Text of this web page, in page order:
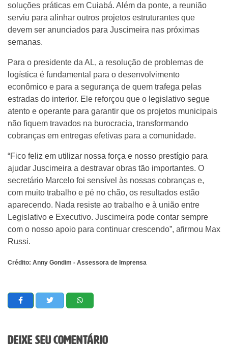
soluções práticas em Cuiabá. Além da ponte, a reunião
serviu para alinhar outros projetos estruturantes que
devem ser anunciados para Juscimeira nas próximas
semanas.
Para o presidente da AL, a resolução de problemas de
logística é fundamental para o desenvolvimento
econômico e para a segurança de quem trafega pelas
estradas do interior. Ele reforçou que o legislativo segue
atento e operante para garantir que os projetos municipais
não fiquem travados na burocracia, transformando
cobranças em entregas efetivas para a comunidade.
“Fico feliz em utilizar nossa força e nosso prestígio para
ajudar Juscimeira a destravar obras tão importantes. O
secretário Marcelo foi sensível às nossas cobranças e,
com muito trabalho e pé no chão, os resultados estão
aparecendo. Nada resiste ao trabalho e à união entre
Legislativo e Executivo. Juscimeira pode contar sempre
com o nosso apoio para continuar crescendo”, afirmou Max
Russi.
Crédito: Anny Gondim - Assessora de Imprensa
Deixe seu comentário